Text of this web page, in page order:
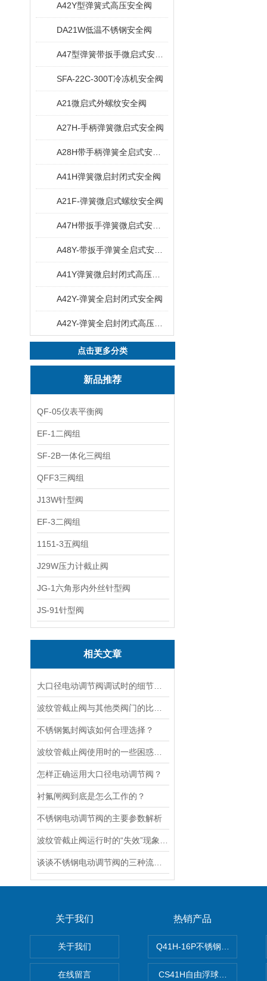
A42Y型弹簧式高压安全阀
DA21W低温不锈钢安全阀
SFA-22C-300T冷冻机安全阀
A21微启式外螺纹安全阀
A27H-手柄弹簧微启式安全阀
A41H弹簧微启封闭式安全阀
A21F-弹簧微启式螺纹安全阀
A42Y-弹簧全启封闭式安全阀
点击更多分类
新品推荐
QF-05仪表平衡阀
EF-1二阀组
SF-2B一体化三阀组
QFF3三阀组
J13W针型阀
EF-3二阀组
1151-3五阀组
J29W压力计截止阀
JG-1六角形内外丝针型阀
JS-91针型阀
相关文章
不锈钢氮封阀该如何合理选择？
怎样正确运用大口径电动调节阀？
衬氟闸阀到底是怎么工作的？
不锈钢电动调节阀的主要参数解析
关于我们
关于我们
在线留言
热销产品
Q41H-16P不锈钢硬密封球阀
CS41H自由浮球式蒸汽疏水